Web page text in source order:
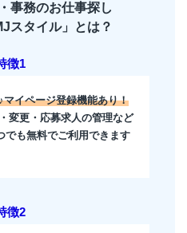
事務のお仕事探し
スタイル」とは？
徴1
イページ登録機能あり！
変更・応募求人の管理など
でも無料でご利用できます
徴2